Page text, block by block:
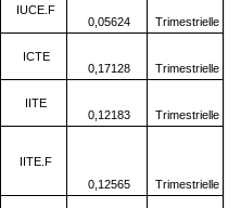
IUCE.F
0,05624
Trimestrielle
ICTE
0,17128
Trimestrielle
IITE
0,12183
Trimestrielle
IITE.F
0,12565
Trimestrielle